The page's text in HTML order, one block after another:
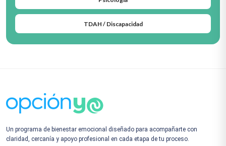
TDAH / Discapacidad
Un programa de bienestar emocional diseñado para acompañarte con
claridad, cercanía y apoyo profesional en cada etapa de tu proceso.